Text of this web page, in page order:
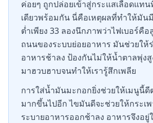
ค่อยๆ ถูกปล่อยเข้าสู่กระแสเลือดแทน
เดียวพร้อมกัน นี่คือเหตุผลที่ทำให้มั
ต่ำเพียง 33 ลองนึกภาพว่าไฟเบอร์คื
ถนนของระบบย่อยอาหาร มันช่วยให้
อาหารช้าลง ป้องกันไม่ให้น้ำตาลพุ่ง
มาฮวบฮาบจนทำให้เรารู้สึกเพลีย
การใส่น้ำมันมะกอกยิ่งช่วยให้เมนูนี้
มากขึ้นไปอีก ไขมันดีจะช่วยให้กระเ
ระบายอาหารออกช้าลง อาหารจึงอ